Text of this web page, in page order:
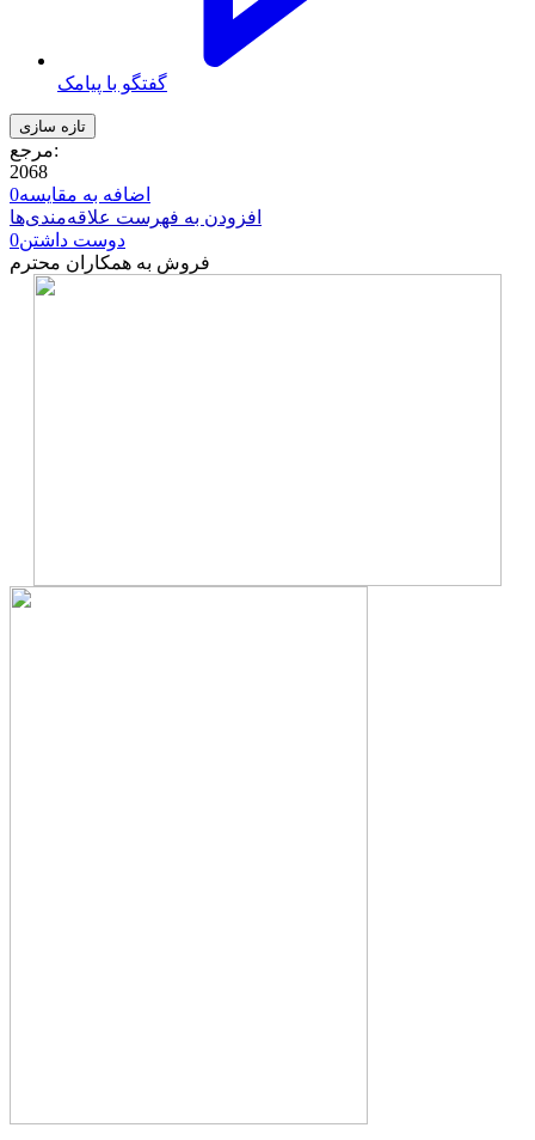
گفتگو با پیامک
مرجع:
2068
اضافه به مقایسه0
افزودن به فهرست علاقه‌مندی‌ها
دوست داشتن0
فروش به همکاران محترم